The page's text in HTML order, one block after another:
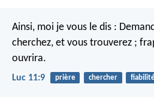
Ainsi, moi je vous le dis :
cherchez, et vous trouverez ;
ouvrira.
Luc 11:9 prière chercher